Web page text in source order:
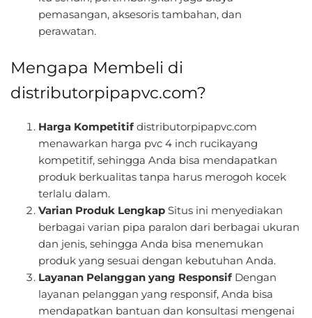
pemasangan, aksesoris tambahan, dan
perawatan.
Mengapa Membeli di
distributorpipapvc.com?
Harga Kompetitif distributorpipapvc.com
menawarkan harga pvc 4 inch rucikayang
kompetitif, sehingga Anda bisa mendapatkan
produk berkualitas tanpa harus merogoh kocek
terlalu dalam.
Varian Produk Lengkap Situs ini menyediakan
berbagai varian pipa paralon dari berbagai ukuran
dan jenis, sehingga Anda bisa menemukan
produk yang sesuai dengan kebutuhan Anda.
Layanan Pelanggan yang Responsif Dengan
layanan pelanggan yang responsif, Anda bisa
mendapatkan bantuan dan konsultasi mengenai